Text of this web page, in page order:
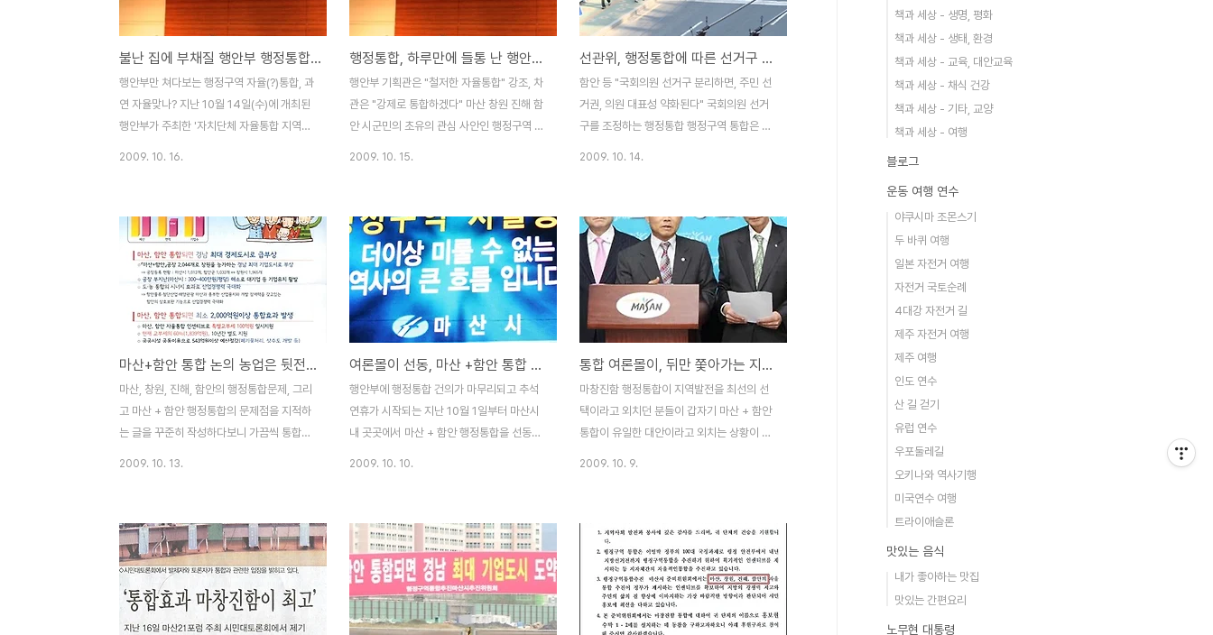
습니다. 제주도의 경우에도 터무니 없는 내용
으로 가득한 홍보자료, 정부 주도의 여론몰
이, 통합의 효과를 예상하지 못한 주민투표
등으로 지난 3년 동안 많은 문제점이 드러나
고 있다는 것 입니다. 제주 행정통합 3년 통
합 효과 없었다 제주도의 경우 기..
어느 마을에 아들 4형제가 살고 있었습니다.
돌림자를 따르지 않고 이름을 지어 첫째 아들
은 마산이, 둘째 아들은 창원이, 셋째 아들은
진해 그리고 막내 아들은 함안이라고 합니다.
부모님은 장남이 집안을 이끌어가야 한다는
생각으로 첫째 아들 ..
장이며, 경남시민사회단체연대회의도 서로
원하는 조합이 없는 마산, 창원, 진행, 함안지
역 통합 신청을 모두 기각하라는 주장을 한
바 있습니다. ▲ 현행법상 불가능한 마산+함
안 통합을 주장하는 여론몰이가 계속되고 있
다 현재 행안부 주도로 ..
불난 집에 부채질 행안부 행정통합 공청회
행안부만 쳐다보는 행정구역 자율(?)통합, 과
연 자율맞나? 지난 10월 14일(수)에 개최된
행안부가 주최한 '자치단체 자율통합 지역공
+함안 통합 주장을 들고나오면서부터 입니
다. 관련기사 2009/10/15 - [세상읽기] -
행정통합, 하루만에 들통 난 행안부 이중플레
이 그런데, 행정안전부는 마산 + 함안 통합이
공직선거법을 바꾸어 국회의원선거구를 조정
하지 않으면 현행법하에서는 불가능한 상황
인데도, 마산 + 함안 통합을 여론조사에 포함
시켰습니다. 따라서, 현재 마산에서 시장, 시
의회, 통합추진위원회가 각각 다른 목소리를
내게되는 가장 큰..
2009. 10. 16.
행정통합, 하루만에 들통 난 행안부 이중플레이
행안부 기획관은 "철저한 자율통합" 강조, 차
관은 "강제로 통합하겠다" 마산 창원 진해 함
안 시군민의 초유의 관심 사안인 행정구역 통
창원 진해 함안 지역에서 나온 토론자들과 방
청석에 있는 시군민들이 의견을 듣고 궁금증
을 해소하는 자리였습니다. 이날, 행정구역
통합 실무 책임자인 행안부 윤종인 자치제도
기획관은 이번 통합이 철저한 '자율통합'이라
는 것을 거듭 거듭 강조하였습니다. 모두 발
언에서도 수 차례 강조하였고, 토론자들이
"연말까지 시한을 정해 놓고 밀어붙이는 사실
상의 강제 통합"이라는 주장을 펼쳤을 때도
행안부는 절대로 강제로 통합..
2009. 10. 15.
선관위, 행정통합에 따른 선거구 분리 부적절...
함안 등 "국회의원 선거구 분리하면, 주민 선
거권, 의원 대표성 약화된다" 국회의원 선거
구를 조정하는 행정통합 행정구역 통합은 부
장」에 따르면 중앙선관위는 국회의원 선거구
를 분리하는 자율통합은 바람직하지 않다고
밝혔다는 것이다. ▲ 마함 통합을 염원하는
희망 잇기 행진 권경석의원이 공개한 자료에
따르면 중앙 선관위는 다음과 같은 이유 때문
에 국회의원 선거구가 분리되는 행정통합을
반대한다고 밝혔다. ① 소 선거구제를 택하는
이상 의원의 지역주민 대표성은 투표가치의
평등성과 더불어 중요한 가치라고 할 수 있음
② 어느 행정구역의 일부지역(행정구 ..
2009. 10. 14.
마산+함안 통합 논의 농업은 뒷전이다 !
마산, 창원, 진해, 함안의 행정통합문제, 그리
고 마산 + 함안 행정통합의 문제점을 지적하
는 글을 꾸준히 작성하다보니 가끔씩 통합에
제 글을 잘 읽어보았다고 하시더군요. 아울러
그 분은 통합 이후 농업의 변화에 관하여 질
문을 하셨습니다. "나는 농사짓는 사람이고
함안에는 농사를 주업으로 하는 농민들이 많
이 있습니다. 앞으로 마산과 함안이 통합되면
2009. 10. 13.
여론몰이 선동, 마산 +함안 통합 홍보
행안부에 행정통합 건의가 마무리되고 추석
연휴가 시작되는 지난 10월 1일부터 마산시
내 곳곳에서 마산 + 함안 행정통합을 선동하
수백 번씩 나오고 있습니다. 아래 사진으로
보시는 것은 삼각지 공원에 설치된 마산시 홍
보 전광판에서 계속 반복해서 내 보내고 있는
마산 + 함안 행정통합 홍보 영상입니다. 마산
시 홍보 전광판에서 특정 단체의 입장을 반복
2009. 10. 10.
통합 여론몰이, 뒤만 쫓아가는 지역언론 보도
마창진함 행정통합이 지역발전을 최선의 선
택이라고 외치던 분들이 갑자기 마산 + 함안
통합이 유일한 대안이라고 외치는 상황이 일
이런 상황이 지속되는 상황인데, 지역 언론
역시 선동적인 통합 여론몰이의 뒤만 쫓아다
니는 것 같아 안타까운 상황입니다. 원래 언
론보도를 모니터하는 일은 경남 민언련과 같
은 언론운동 단체에서 주로 하는 일입니다.
2009. 10. 9.
책과 세상 - 생명, 평화
책과 세상 - 생태, 환경
책과 세상 - 교육, 대안교육
책과 세상 - 채식 건강
책과 세상 - 기타, 교양
책과 세상 - 여행
블로그
운동 여행 연수
야쿠시마 조몬스기
두 바퀴 여행
일본 자전거 여행
자전거 국토순례
4대강 자전거 길
제주 자전거 여행
제주 여행
인도 연수
산 길 걷기
유럽 연수
우포둘레길
오키나와 역사기행
미국연수 여행
트라이애슬론
맛있는 음식
내가 좋아하는 맛집
맛있는 간편요리
노무현 대통령